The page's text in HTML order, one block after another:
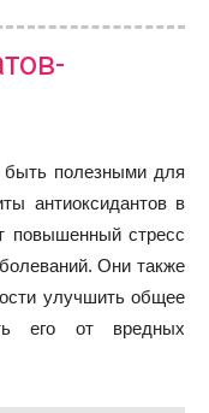
быть полезными для
антиоксидантов в
повышенный стресс
Они также
улучшить общее
его от вредных